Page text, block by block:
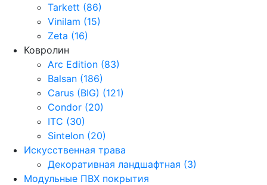
Tarkett (86)
Vinilam (15)
Zeta (16)
Ковролин
Arc Edition (83)
Balsan (186)
Carus (BIG) (121)
Condor (20)
ITC (30)
Sintelon (20)
Искусственная трава
Декоративная ландшафтная (3)
Модульные ПВХ покрытия